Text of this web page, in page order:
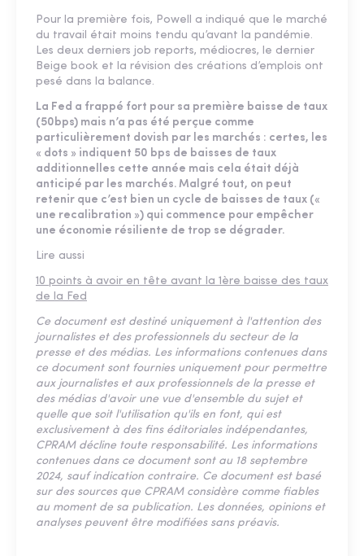
Pour la première fois, Powell a indiqué que le marché
du travail était moins tendu qu’avant la pandémie.
Les deux derniers job reports, médiocres, le dernier
Beige book et la révision des créations d’emplois ont
pesé dans la balance.
La Fed a frappé fort pour sa première baisse de taux
(50bps) mais n’a pas été perçue comme
particulièrement dovish par les marchés : certes, les
« dots » indiquent 50 bps de baisses de taux
additionnelles cette année mais cela était déjà
anticipé par les marchés. Malgré tout, on peut
retenir que c’est bien un cycle de baisses de taux («
une recalibration ») qui commence pour empêcher
une économie résiliente de trop se dégrader.
Lire aussi
10 points à avoir en tête avant la 1ère baisse des taux
de la Fed
Ce document est destiné uniquement à l'attention des
journalistes et des professionnels du secteur de la
presse et des médias. Les informations contenues dans
ce document sont fournies uniquement pour permettre
aux journalistes et aux professionnels de la presse et
des médias d'avoir une vue d'ensemble du sujet et
quelle que soit l'utilisation qu'ils en font, qui est
exclusivement à des fins éditoriales indépendantes,
CPRAM décline toute responsabilité. Les informations
contenues dans ce document sont au 18 septembre
2024, sauf indication contraire. Ce document est basé
sur des sources que CPRAM considère comme fiables
au moment de sa publication. Les données, opinions et
analyses peuvent être modifiées sans préavis.